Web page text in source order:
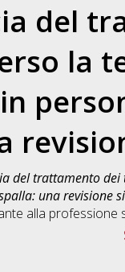
del
la
del trattamento
una revisione
alla